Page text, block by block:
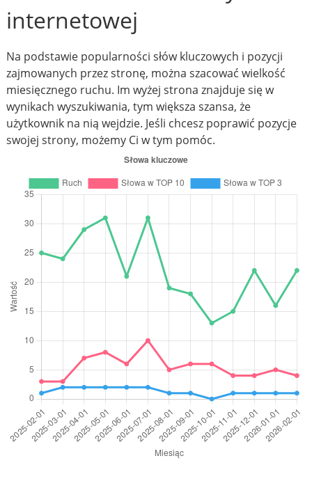
internetowej
Na podstawie popularności słów kluczowych i pozycji
zajmowanych przez stronę, można szacować wielkość
miesięcznego ruchu. Im wyżej strona znajduje się w
wynikach wyszukiwania, tym większa szansa, że
użytkownik na nią wejdzie. Jeśli chcesz poprawić pozycje
swojej strony, możemy Ci w tym pomóc.